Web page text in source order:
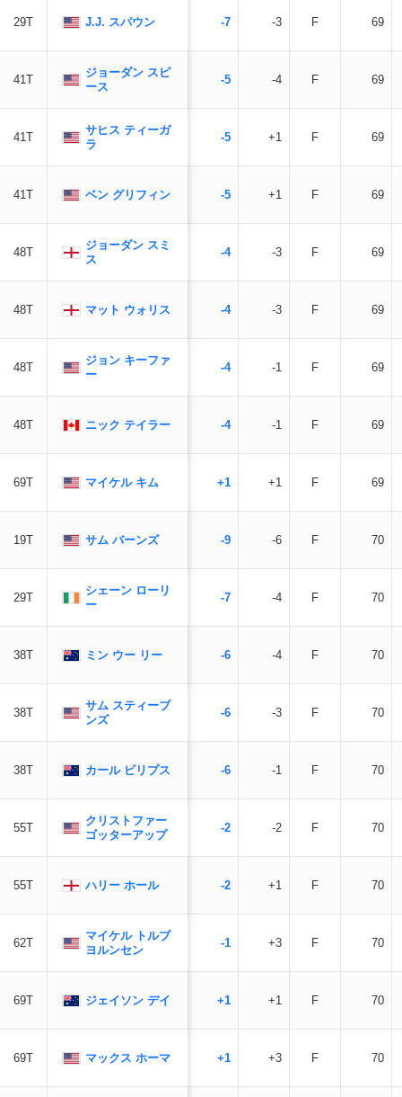
29T J.J. スパウン
41T
ジョーダン スピ
ース
41T
サヒス ティーガ
ラ
41T ベン グリフィン
48T
ジョーダン スミ
ス
48T マット ウォリス
48T
ジョン キーファ
ー
48T ニック テイラー
69T マイケル キム
19T サム バーンズ
29T
シェーン ローリ
ー
38T ミン ウー リー
38T
サム スティーブ
ンズ
38T カール ビリプス
55T
クリストファー
ゴッターアップ
55T ハリー ホール
62T
マイケル トルブ
ヨルンセン
69T ジェイソン デイ
69T マックス ホーマ
-7 -3 F 69
-5 -4 F 69
-5 +1 F 69
-5 +1 F 69
-4 -3 F 69
-4 -3 F 69
-4 -1 F 69
-4 -1 F 69
+1 +1 F 69
-9 -6 F 70
-7 -4 F 70
-6 -4 F 70
-6 -3 F 70
-6 -1 F 70
-2 -2 F 70
-2 +1 F 70
-1 +3 F 70
+1 +1 F 70
+1 +3 F 70